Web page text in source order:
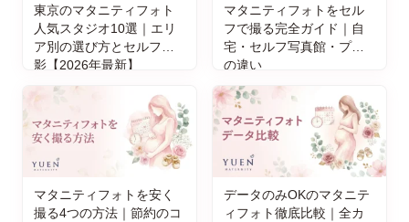
東京のマタニティフォト
人気スタジオ10選｜エリ
ア別の選び方とセルフ撮
影【2026年最新】
マタニティフォトをセル
フで撮る完全ガイド｜自
宅・セルフ写真館・プロ
の違い
マタニティフォトを安く
撮る4つの方法｜節約のコ
データのみOKのマタニテ
ィフォト徹底比較｜全カ